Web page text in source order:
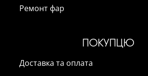
Ремонт фар
ПОКУПЦЮ
Доставка та оплата